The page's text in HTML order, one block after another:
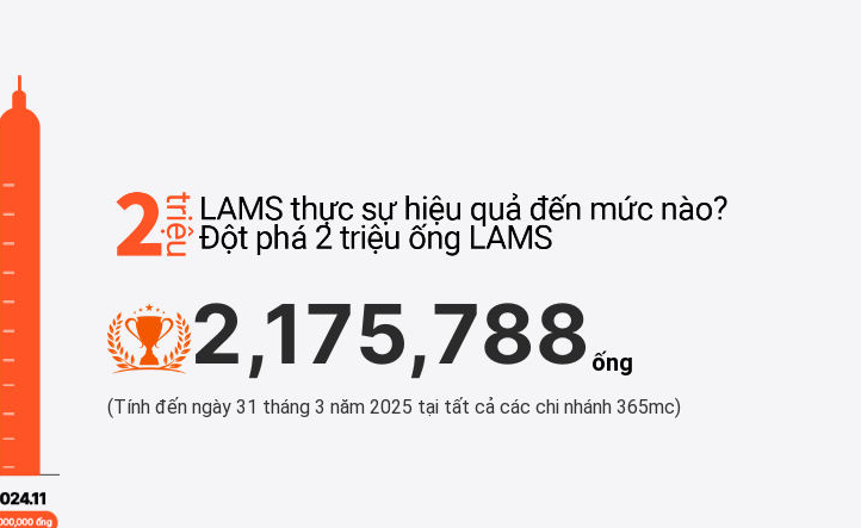
2,175,788 ống
(Tính đến ngày 31 tháng 3 năm 2025 tại tất cả các chi nhánh 365mc)